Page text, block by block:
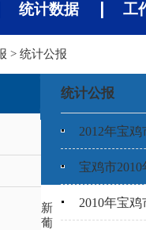
统计数据 工
> 统计公报
统计公报
2012年宝
宝鸡市
2010年宝
新
葡